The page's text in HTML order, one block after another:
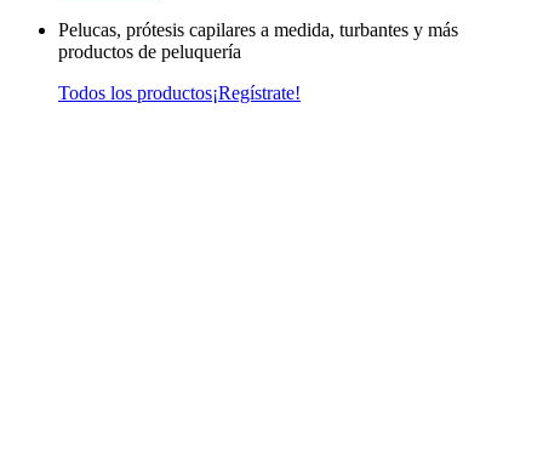
Pelucas, prótesis capilares a medida, turbantes y más
productos de peluquería
Todos los productos¡Regístrate!